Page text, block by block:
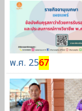
พ.ศ. 2567